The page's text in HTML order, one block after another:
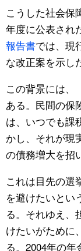
こうした社会保
年度に公表され
報告書では、現
な改正案を示し
この背景には、
ある。民間の保
は、いつでも課
かし、それが現
の債務増大を招
これは目先の選
を避けたいとい
る。それゆえ、
けたいがために
る。2004年の